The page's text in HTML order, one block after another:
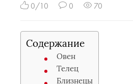
0/10 0 70
Содержание
Овен
Телец
Близнецы